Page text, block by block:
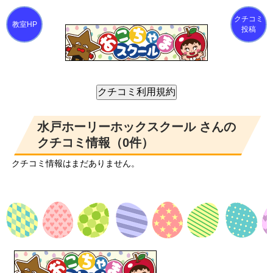
クチコミ
投稿
水戸ホーリーホックスクール さんの
クチコミ情報（0件）
クチコミ情報はまだありません。